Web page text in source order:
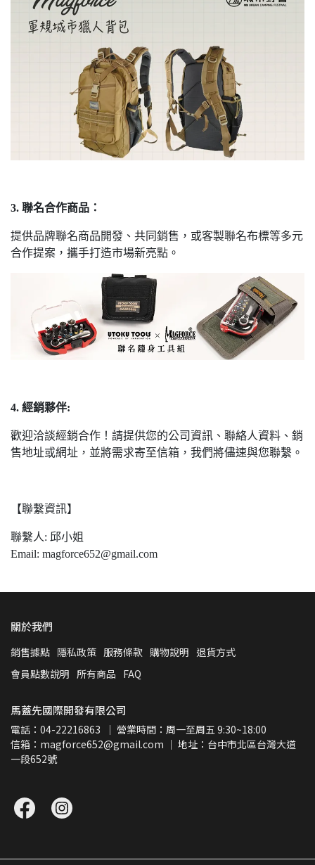
3. 聯名合作商品：
提供品牌聯名商品開發、共同銷售，或客製聯名布標等多元
合作提案，攜手打造市場新亮點。
4. 經銷夥伴:
歡迎洽談經銷合作！請提供您的公司資訊、聯絡人資料、銷
售地址或網址，並將需求寄至信箱，我們將儘速與您聯繫。
【聯繫資訊】
聯繫人: 邱小姐
Email: magforce652@gmail.com
關於我們
銷售據點 隱私政策 服務條款 購物說明 退貨方式
會員點數說明 所有商品 FAQ
馬蓋先國際開發有限公司
電話：04-22216863  ｜ 營業時間：周一至周五 9:30~18:00
信箱：magforce652@gmail.com ｜ 地址：台中市北區台灣大道
一段652號